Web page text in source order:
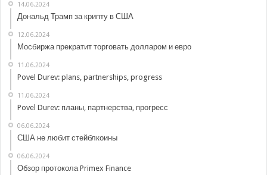
14.06.2024
Дональд Трамп за крипту в США
12.06.2024
Мосбиржа прекратит торговать долларом и евро
11.06.2024
Povel Durev: plans, partnerships, progress
11.06.2024
Povel Durev: планы, партнерства, прогресс
06.06.2024
США не любит стейблкоины
06.06.2024
Обзор протокола Primex Finance